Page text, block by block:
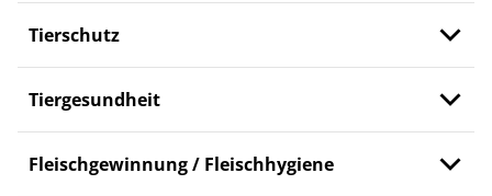
Tierschutz
Tiergesundheit
Fleischgewinnung / Fleischhygiene